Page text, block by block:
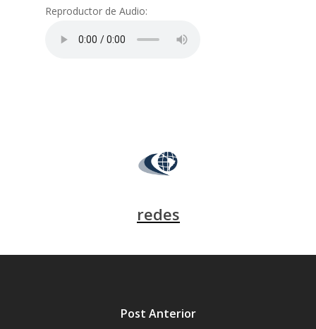
Reproductor de Audio:
redes
Post Anterior